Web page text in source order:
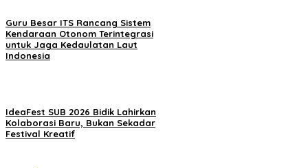
Guru Besar ITS Rancang Sistem
Kendaraan Otonom Terintegrasi
untuk Jaga Kedaulatan Laut
Indonesia
IdeaFest SUB 2026 Bidik Lahirkan
Kolaborasi Baru, Bukan Sekadar
Festival Kreatif